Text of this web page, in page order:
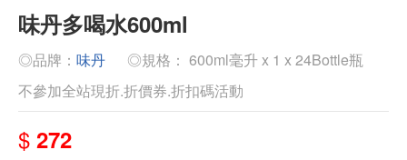
味丹多喝水600ml
◎品牌： 味丹
◎規格： 600ml毫升 x 1 x 24Bottle瓶
不參加全站現折.折價券.折扣碼活動
$ 272